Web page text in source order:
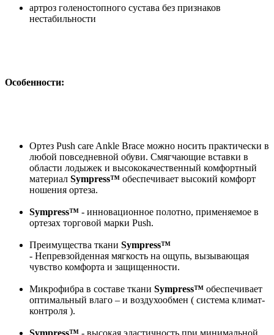
артроз голеностопного сустава без признаков
нестабильности
Особенности:
Ортез Push care Ankle Brace можно носить практически в
любой повседневной обуви. Смягчающие вставки в
области лодыжек и высококачественный комфортный
материал Sympress™ обеспечивает высокий комфорт
ношения ортеза.
Sympress™ - инновационное полотно, применяемое в
ортезах торговой марки Push.
Преимущества ткани Sympress™
- Непревзойденная мягкость на ощупь, вызывающая
чувство комфорта и защищенности.
Микрофибра в составе ткани Sympress™ обеспечивает
оптимальный влаго – и воздухообмен ( система климат-
контроля ).